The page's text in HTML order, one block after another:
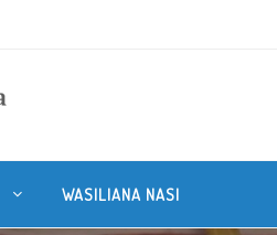
WASILIANA NASI